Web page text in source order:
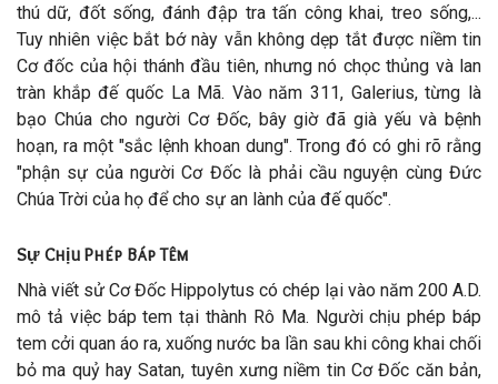
thú dữ, đốt sống, đánh đập tra tấn công khai, treo sống,...
Tuy nhiên việc bắt bớ này vẫn không dẹp tắt được niềm tin
Cơ đốc của hội thánh đầu tiên, nhưng nó chọc thủng và lan
tràn khắp đế quốc La Mã. Vào năm 311, Galerius, từng là
bạo Chúa cho người Cơ Đốc, bây giờ đã già yếu và bệnh
hoạn, ra một "sắc lệnh khoan dung". Trong đó có ghi rõ rằng
"phận sự của người Cơ Đốc là phải cầu nguyện cùng Đức
Chúa Trời của họ để cho sự an lành của đế quốc".
Sự Chịu Phép Báp Têm
Nhà viết sử Cơ Đốc Hippolytus có chép lại vào năm 200 A.D.
mô tả việc báp tem tại thành Rô Ma. Người chịu phép báp
tem cởi quan áo ra, xuống nước ba lần sau khi công khai chối
bỏ ma quỷ hay Satan, tuyên xưng niềm tin Cơ Đốc căn bản,